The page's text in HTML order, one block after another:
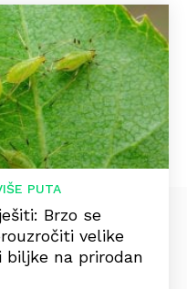
PUTA
Brzo se
velike
biljke na prirodan